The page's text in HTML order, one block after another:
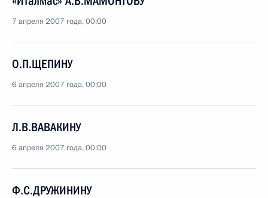
7 апреля 2007 года, 00:00
О.П.ЩЕПИНУ
6 апреля 2007 года, 00:00
Л.В.ВАВАКИНУ
6 апреля 2007 года, 00:00
Ф.С.ДРУЖИНИНУ